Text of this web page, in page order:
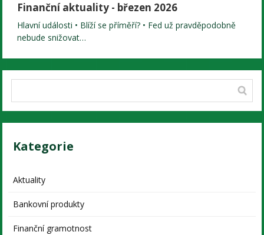
Finanční aktuality - březen 2026
Hlavní události • Blíží se příměří? • Fed už pravděpodobně
nebude snižovat…
Kategorie
Aktuality
Bankovní produkty
Finanční gramotnost